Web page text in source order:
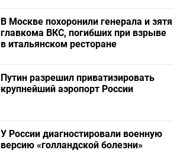
В Москве похоронили генерала и зятя
главкома ВКС, погибших при взрыве
в итальянском ресторане
Путин разрешил приватизировать
крупнейший аэропорт России
У России диагностировали военную
версию «голландской болезни»